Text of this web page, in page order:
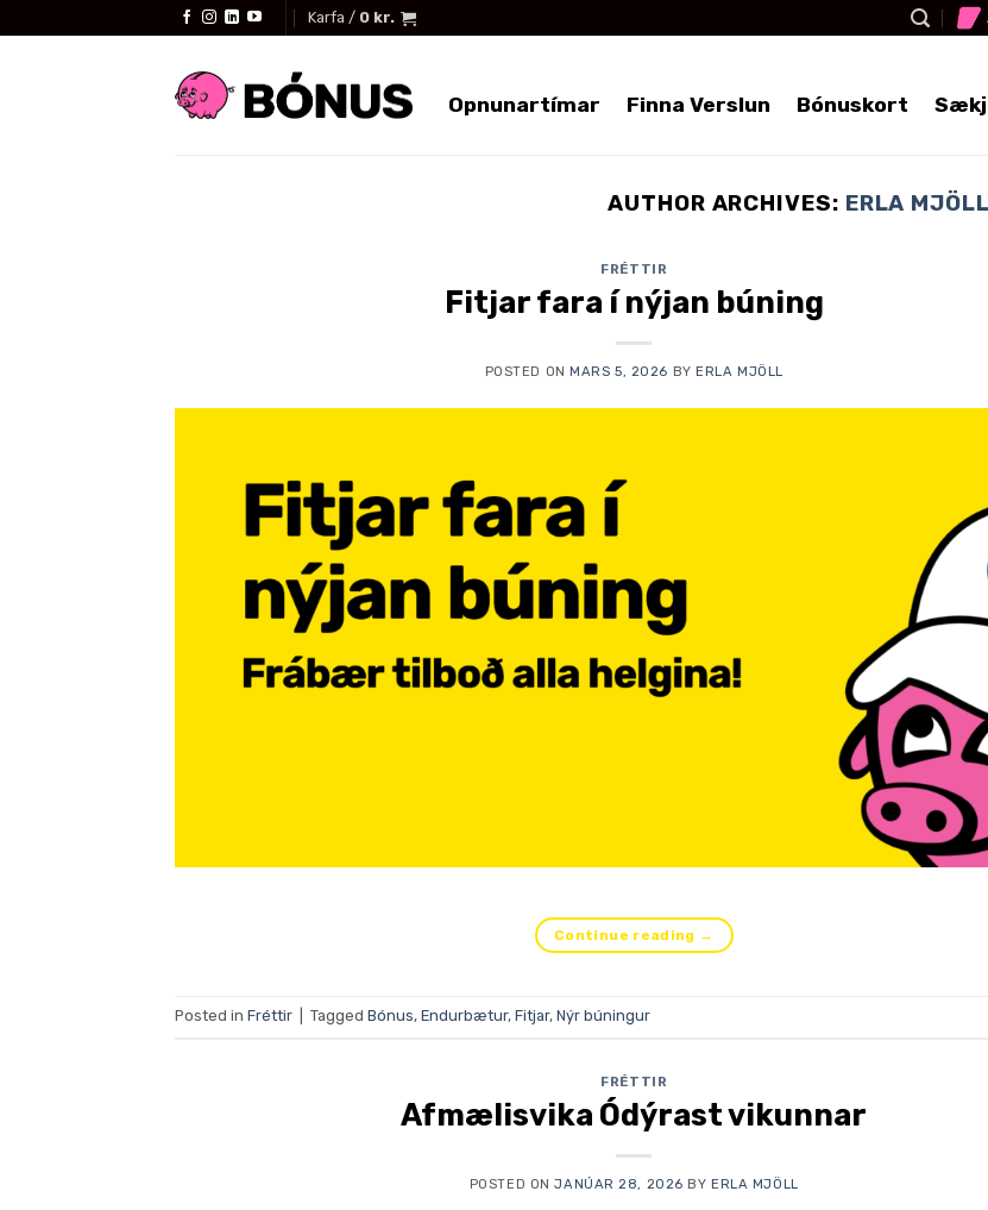
to
Karfa / 0 kr.
Opnunartímar Finna Verslun Bónuskort
AUTHOR ARCHIVES: ERLA MJÖLL
FRÉTTIR
Fitjar fara í nýjan búning
POSTED ONMARS 5, 2026 BYERLA MJÖLL
Continue reading →
Posted in Fréttir Tagged Bónus, Endurbætur, Fitjar, Nýr búningur
FRÉTTIR
Afmælisvika Ódýrast vikunnar
POSTED ONJANÚAR 28, 2026 BYERLA MJÖLL